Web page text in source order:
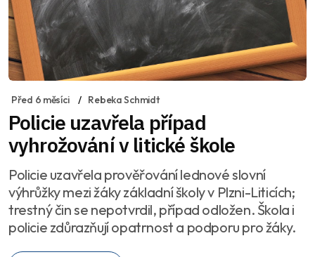
Před 6 měsíci Rebeka Schmidt
Policie uzavřela případ
vyhrožování v litické škole
Policie uzavřela prověřování lednové slovní
výhrůžky mezi žáky základní školy v Plzni-Liticích;
trestný čin se nepotvrdil, případ odložen. Škola i
policie zdůrazňují opatrnost a podporu pro žáky.